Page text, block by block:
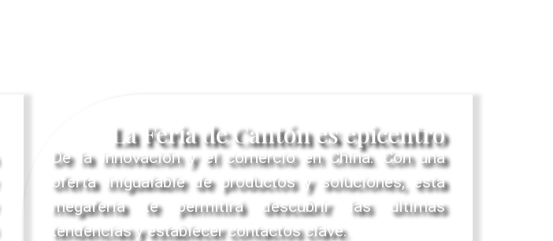
La Feria de Cantón es epicentro
De la innovación y el comercio en China. Con una
oferta inigualable de productos y soluciones, esta
megaferia te permitirá descubrir las últimas
tendencias y establecer contactos clave.